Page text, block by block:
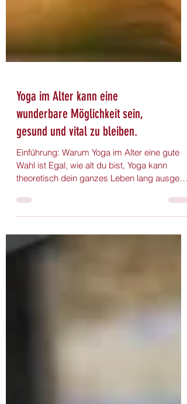
Yoga im Alter kann eine
wunderbare Möglichkeit sein,
gesund und vital zu bleiben.
Einführung: Warum Yoga im Alter eine gute
Wahl ist Egal, wie alt du bist, Yoga kann